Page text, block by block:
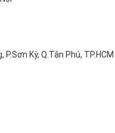
Kỳ, Q.Tân Phú, TP.HCM